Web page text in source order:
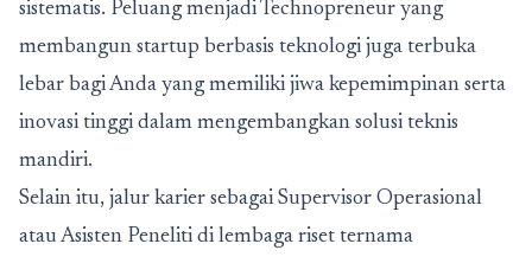
sistematis. Peluang menjadi Technopreneur yang
membangun startup berbasis teknologi juga terbuka
lebar bagi Anda yang memiliki jiwa kepemimpinan serta
inovasi tinggi dalam mengembangkan solusi teknis
mandiri.
Selain itu, jalur karier sebagai Supervisor Operasional
atau Asisten Peneliti di lembaga riset ternama